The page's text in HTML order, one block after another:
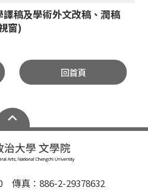
稿及學術外文改稿、潤稿
窗)
回首頁
傳真：886-2-29378632